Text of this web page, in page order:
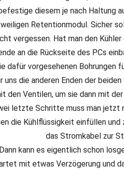
diesem je nach Haltung
Retentionmodul. Sicher
vergessen. Hat man den
an die Rückseite des PCs
dafür vorgesehenen Bohrungen
uns die anderen Enden der
den Ventilen, um sie dann mit
letzte Schritte muss man jetzt
die Kühlflüssigkeit einfüllen und
das Stromkabel zur
kann es eigentlich schon
mit etwas Verzögerung und